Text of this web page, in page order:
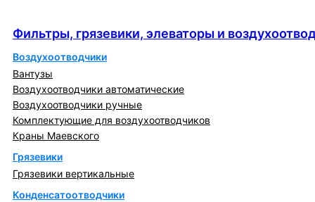
Фильтры, грязевики, элеваторы и
Воздухоотводчики
Вантузы
Воздухоотводчики автоматические
Воздухоотводчики ручные
Комплектующие для воздухоотводчиков
Краны Маевского
Грязевики
Грязевики вертикальные
Конденсатоотводчики